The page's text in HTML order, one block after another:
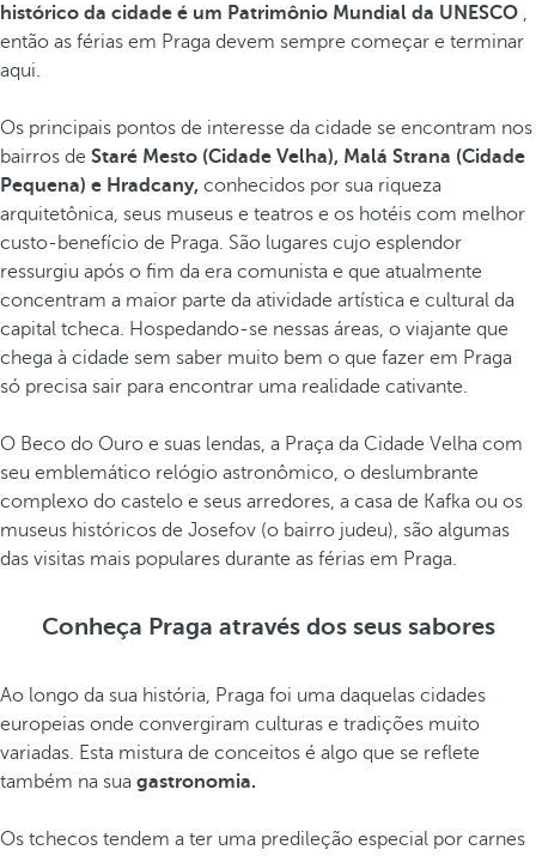
histórico da cidade é um Patrimônio Mundial da UNESCO ,
então as férias em Praga devem sempre começar e terminar
aqui.
Os principais pontos de interesse da cidade se encontram nos
bairros de Staré Mesto (Cidade Velha), Malá Strana (Cidade
Pequena) e Hradcany, conhecidos por sua riqueza
arquitetônica, seus museus e teatros e os hotéis com melhor
custo-benefício de Praga. São lugares cujo esplendor
ressurgiu após o fim da era comunista e que atualmente
concentram a maior parte da atividade artística e cultural da
capital tcheca. Hospedando-se nessas áreas, o viajante que
chega à cidade sem saber muito bem o que fazer em Praga
só precisa sair para encontrar uma realidade cativante.
O Beco do Ouro e suas lendas, a Praça da Cidade Velha com
seu emblemático relógio astronômico, o deslumbrante
complexo do castelo e seus arredores, a casa de Kafka ou os
museus históricos de Josefov (o bairro judeu), são algumas
das visitas mais populares durante as férias em Praga.
Conheça Praga através dos seus sabores
Ao longo da sua história, Praga foi uma daquelas cidades
europeias onde convergiram culturas e tradições muito
variadas. Esta mistura de conceitos é algo que se reflete
também na sua gastronomia.
Os tchecos tendem a ter uma predileção especial por carnes